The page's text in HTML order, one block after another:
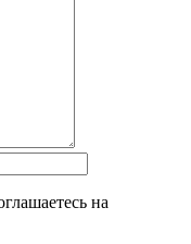
на